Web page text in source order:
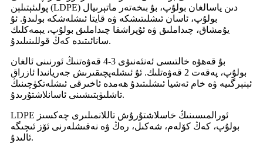
پولىئېتىلېن (LDPE) دىن ياسالغان بولۇپ، بۇ بىخەتەر ماتېرىيال
بولۇپ، ئاسان ئىشلىتىشكە ۋە قايتا ئىشلەشكە بولىدۇ. ئۇ
يۇمشاق، چىداملىق ۋە ئۇپراشقا چىداملىق بولۇپ، يېمەكلىك
سانائىتىدە كەڭ قوللىنىلىدۇ.
بۇ قەھۋە خالتىسى ئەنئەنىۋى 3-4 قەۋەتنىڭ ئورنىنى ئالغان
بولۇپ، پەقەت 2 قەۋەتلىك. ئۇ ئىشلەپچىقىرىش جەريانىدا ئازراق
ئېنېرگىيە ۋە خام ئەشيا ئىشلىتىدۇ ھەمدە ئاخىرقى ئىشلەتكۈچىنىڭ
تاشلىۋېتىشىنى ئاسانلاشتۇرىدۇ.
LDPE ئورالمىسىنىڭ خاسلاشتۇرۇش تاللانمىلىرى چەكسىز
بولۇپ، كەڭ كۆلەم، شەكىل، رەڭ ۋە نەقىشلەرنى ئۆز ئىچىگە
ئالىدۇ.